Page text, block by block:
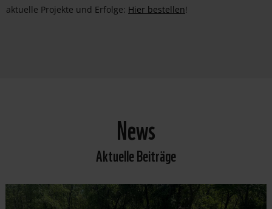
aktuelle Projekte und Erfolge: Hier bestellen!
News
Aktuelle Beiträge